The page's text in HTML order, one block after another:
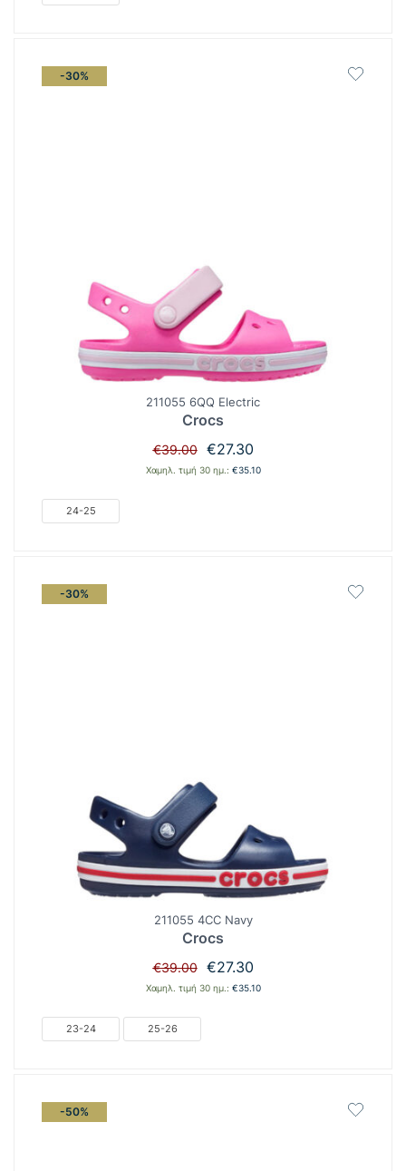
-30%
211055 6QQ Electric
Crocs
€39.00
Original
price
€27.30Η
τρέχουσα
Χαμηλ. τιμή 30 ημ.: €35.10
24-25
-30%
211055 4CC Navy
Crocs
€39.00
Original
price
€27.30Η
τρέχουσα
Χαμηλ. τιμή 30 ημ.: €35.10
23-24 25-26
-50%